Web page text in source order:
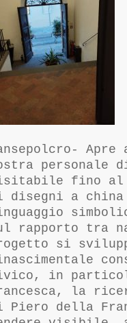
Apre
personale
fino al
disegni a
rapporto tra
si
in
la
Piero della